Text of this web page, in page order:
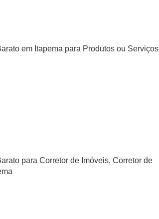
em Itapema para Produtos ou Serviços
para Corretor de Imóveis, Corretor de